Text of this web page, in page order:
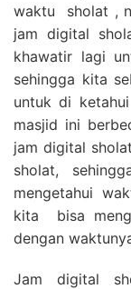
waktu sholat ,
jam digital
khawatir lagi
sehingga kita
untuk di
masjid ini
jam digital
sholat,
mengetahui
kita bisa
dengan
Jam digital